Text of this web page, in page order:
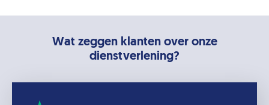
Wat zeggen klanten over onze
dienstverlening?